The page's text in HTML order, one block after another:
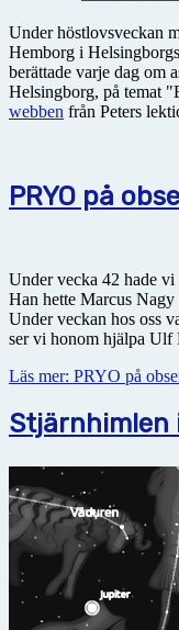
Under höstlovsveckan
Hemborg i
berättade varje dag om
Helsingborg, på temat
webben från Peters
PRYO på
Under vecka 42 hade
Han hette Marcus
Under veckan hos oss
ser vi honom hjälpa Ulf
Läs mer: PRYO på
Stjärnhimlen